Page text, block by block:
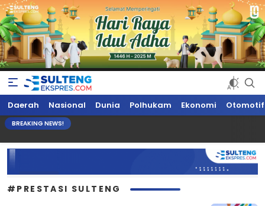
Sultengekspres.com
Berita Seputar Sulteng Hari Ini, Update Terkini, Suaranya Rakyat
Sulteng
Daerah Nasional Dunia Polhukam Ekonomi Otomotif
BREAKING NEWS!
#PRESTASI SULTENG